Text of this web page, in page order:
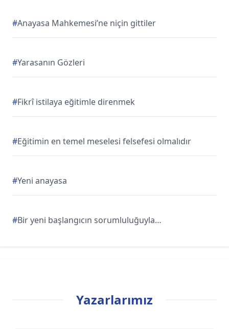
#Anayasa Mahkemesi’ne niçin gittiler
#Yarasanın Gözleri
#Fikrî istilaya eğitimle direnmek
#Eğitimin en temel meselesi felsefesi olmalıdır
#Yeni anayasa
#Bir yeni başlangıcın sorumluluğuyla…
Yazarlarımız